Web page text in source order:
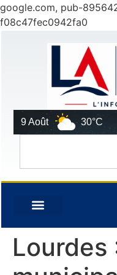
google.com, pub-
f08c47fec0942fa0
9 Août 30°C
Lourdes